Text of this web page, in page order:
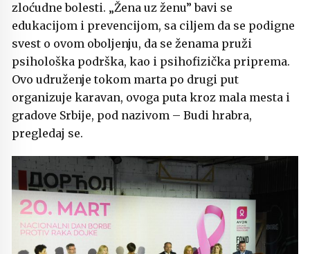
zloćudne bolesti. „Žena uz ženu” bavi se
edukacijom i prevencijom, sa ciljem da se podigne
svest o ovom oboljenju, da se ženama pruži
psihološka podrška, kao i psihofizička priprema.
Ovo udruženje tokom marta po drugi put
organizuje karavan, ovoga puta kroz mala mesta i
gradove Srbije, pod nazivom – Budi hrabra,
pregledaj se.